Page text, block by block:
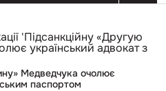
Медведчука очолює
паспортом